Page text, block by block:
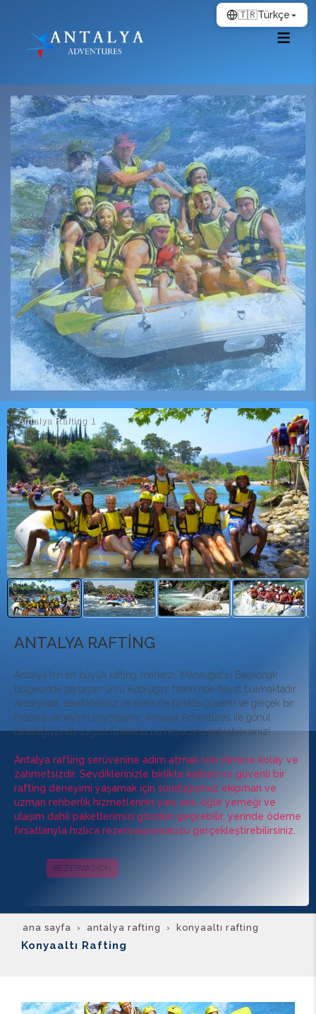
Antalya Rafting 1
ANTALYA RAFTİNG
Antalya'nın en büyük rafting merkezi, Manavgat'ın Beşkonak
bölgesinde parlayan ünlü Köprüçay Nehri'nde hayat bulmaktadır.
Antalya’da, sevdikleriniz ve ailenizle birlikte güvenli ve gerçek bir
macera deneyimi arıyorsanız, Antalya Adventures ile gönül
rahatlığıyla en uygun fiyatlarla bu heyecana katılabilirsiniz!
Antalya rafting serüvenine adım atmak son derece kolay ve
zahmetsizdir. Sevdiklerinizle birlikte kaliteli ve güvenli bir
rafting deneyimi yaşamak için sunduğumuz ekipman ve
uzman rehberlik hizmetlerinin yanı sıra, öğle yemeği ve
ulaşım dahil paketlerimizi gözden geçirebilir, yerinde ödeme
fırsatlarıyla hızlıca rezervasyonunuzu gerçekleştirebilirsiniz.
REZERVASYON KAMPANYALAR
ana sayfa antalya rafting konyaaltı rafting
Konyaaltı Rafting
🇹🇷Türkçe